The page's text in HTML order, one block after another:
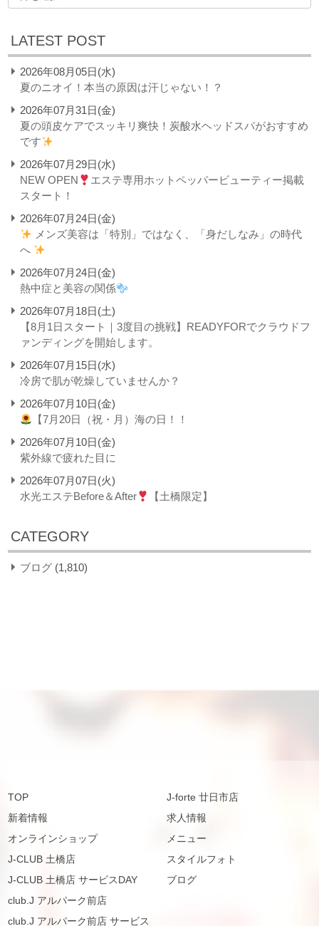
LATEST POST
2026年08月05日(水)
夏のニオイ！本当の原因は汗じゃない！？
2026年07月31日(金)
夏の頭皮ケアでスッキリ爽快！炭酸水ヘッドスパがおすすめ
です
2026年07月29日(水)
NEW OPEN
エステ専用ホットペッパービューティー掲載
スタート！
2026年07月24日(金)
メンズ美容は「特別」ではなく、「身だしなみ」の時代
へ
2026年07月24日(金)
熱中症と美容の関係
2026年07月18日(土)
【8月1日スタート｜3度目の挑戦】READYFORでクラウドフ
ァンディングを開始します。
2026年07月15日(水)
冷房で肌が乾燥していませんか？
2026年07月10日(金)
【7月20日（祝・月）海の日！！
2026年07月10日(金)
紫外線で疲れた目に
2026年07月07日(火)
水光エステBefore＆After
【土橋限定】
CATEGORY
ブログ (1,810)
TOP
新着情報
オンラインショップ
J-CLUB 土橋店
J-CLUB 土橋店 サービスDAY
club.J アルパーク前店
club.J アルパーク前店 サービス
J-forte 廿日市店
求人情報
メニュー
スタイルフォト
ブログ